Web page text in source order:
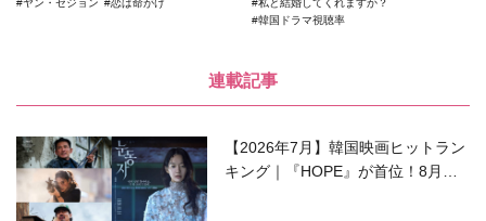
ヤン・セジョン
恋は命がけ
私と結婚してくれますか？
韓国ドラマ視聴率
連載記事
【2026年7月】韓国映画ヒットラン
キング｜『HOPE』が首位！8月公